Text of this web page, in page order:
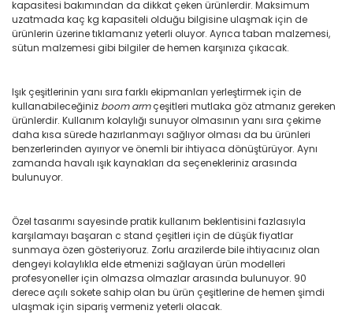
kapasitesi bakımından da dikkat çeken ürünlerdir. Maksimum
uzatmada kaç kg kapasiteli olduğu bilgisine ulaşmak için de
ürünlerin üzerine tıklamanız yeterli oluyor. Ayrıca taban malzemesi,
sütun malzemesi gibi bilgiler de hemen karşınıza çıkacak.
Işık çeşitlerinin yanı sıra farklı ekipmanları yerleştirmek için de
kullanabileceğiniz boom armçeşitleri mutlaka göz atmanız gereken
ürünlerdir. Kullanım kolaylığı sunuyor olmasının yanı sıra çekime
daha kısa sürede hazırlanmayı sağlıyor olması da bu ürünleri
benzerlerinden ayırıyor ve önemli bir ihtiyaca dönüştürüyor. Aynı
zamanda havalı ışık kaynakları da seçenekleriniz arasında
bulunuyor.
Özel tasarımı sayesinde pratik kullanım beklentisini fazlasıyla
karşılamayı başaran c stand çeşitleri için de düşük fiyatlar
sunmaya özen gösteriyoruz. Zorlu arazilerde bile ihtiyacınız olan
dengeyi kolaylıkla elde etmenizi sağlayan ürün modelleri
profesyoneller için olmazsa olmazlar arasında bulunuyor. 90
derece açılı sokete sahip olan bu ürün çeşitlerine de hemen şimdi
ulaşmak için sipariş vermeniz yeterli olacak.